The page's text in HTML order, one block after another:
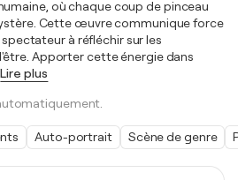
où chaque coup de pinceau
Cette œuvre communique force
à réfléchir sur les
Apporter cette énergie dans
Lire plus
Auto-portrait Scène de genre